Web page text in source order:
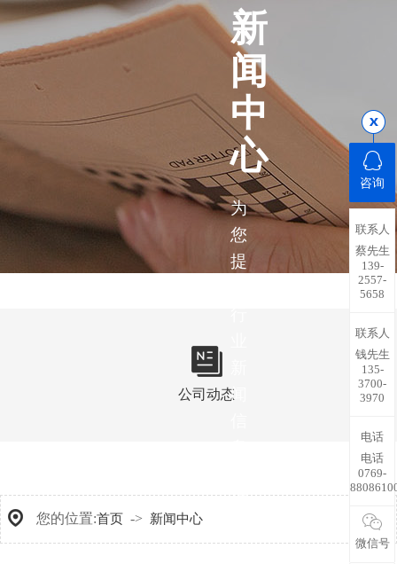
新
闻
中
心
为
您
提
闻
您
公司动态
您的位置:首页 -> 新闻中心
咨询
联系人
蔡先生
139-
2557-
5658
联系人
钱先生
135-
3700-
3970
电话
电话
0769-
微信号